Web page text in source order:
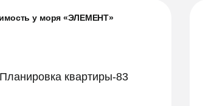
у моря «ЭЛЕМЕНТ»